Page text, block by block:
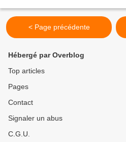
< Page précédente
Hébergé par Overblog
Top articles
Pages
Contact
Signaler un abus
C.G.U.